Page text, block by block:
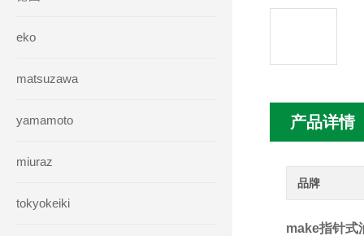
eko
matsuzawa
yamamoto
miuraz
tokyokeiki
产品详情
品牌
make指针式